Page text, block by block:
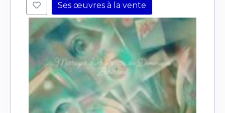
Ses œuvres à la vente